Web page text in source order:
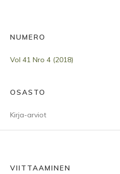
NUMERO
Vol 41 Nro 4 (2018)
OSASTO
Kirja-arviot
VIITTAAMINEN